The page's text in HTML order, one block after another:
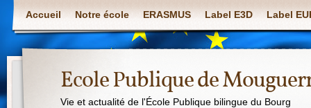
Accueil Notre école ERASMUS Label E3D Label
Ecole Publique de
Vie et actualité de l'École Publique bilingue du Bourg